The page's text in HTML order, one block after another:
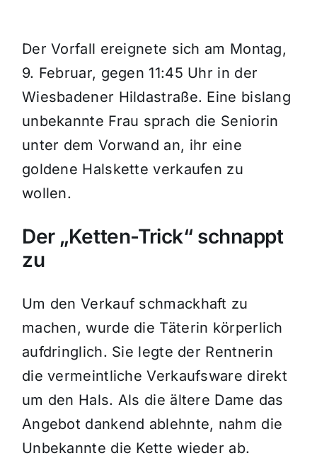
Der Vorfall ereignete sich am Montag,
9. Februar, gegen 11:45 Uhr in der
Wiesbadener Hildastraße. Eine bislang
unbekannte Frau sprach die Seniorin
unter dem Vorwand an, ihr eine
goldene Halskette verkaufen zu
wollen.
Der „Ketten-Trick“ schnappt
zu
Um den Verkauf schmackhaft zu
machen, wurde die Täterin körperlich
aufdringlich. Sie legte der Rentnerin
die vermeintliche Verkaufsware direkt
um den Hals. Als die ältere Dame das
Angebot dankend ablehnte, nahm die
Unbekannte die Kette wieder ab.